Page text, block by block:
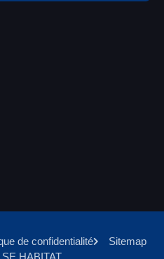
de confidentialité
Sitemap